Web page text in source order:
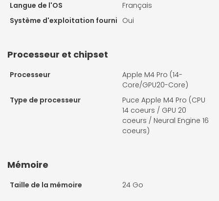
Langue de l'OS
Français
Système d'exploitation fourni Oui
Processeur et chipset
Processeur
Apple M4 Pro (14-
Core/GPU20-Core)
Type de processeur
Puce Apple M4 Pro (CPU
14 coeurs / GPU 20
coeurs / Neural Engine 16
coeurs)
Mémoire
Taille de la mémoire 24 Go